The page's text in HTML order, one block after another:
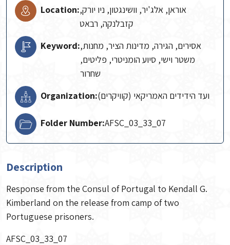
Location:אוראן, אלג'יר, וושינגטון, ניו יורק,
קזבלנקה, רבאט
Keyword:אסירים, הגירה, מדינות הציר, מחנות,
משטר וישי, סיוע הומניטרי, פליטים,
שחרור
Organization:ועד הידידים האמריקאי (קוויקרים)
Folder Number:AFSC_03_33_07
Description
Response from the Consul of Portugal to Kendall G.
Kimberland on the release from camp of two
Portuguese prisoners.
AFSC_03_33_07